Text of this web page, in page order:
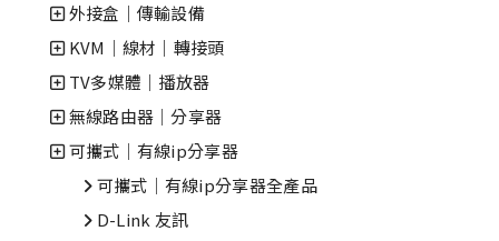
外接盒｜傳輸設備
KVM｜線材｜轉接頭
TV多媒體｜播放器
無線路由器│分享器
可攜式│有線ip分享器
可攜式│有線ip分享器全產品
D-Link 友訊